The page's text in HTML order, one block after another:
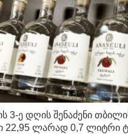
3-ე დღის შენაძენი
22,95 ლარად 0,7 ლიტრი